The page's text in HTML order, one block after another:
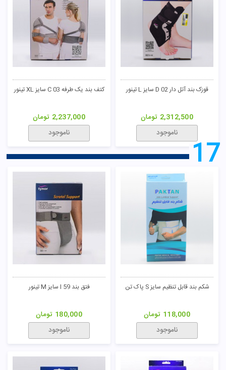
قوزک بند آتل دار D 02 سایز L تینور
2,312,500 تومان
ناموجود
کتف بند یک طرفه C 03 سایز XL تینور
2,237,000 تومان
ناموجود
17
شکم بند قابل تنظیم سایز S پاک تن
118,000 تومان
ناموجود
فتق بند I 59 سایز M تینور
180,000 تومان
ناموجود